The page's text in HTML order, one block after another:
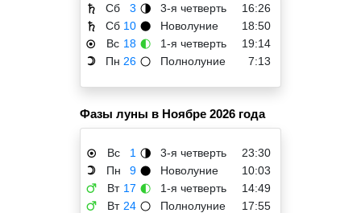
♄ Сб 3 🌗 3-я четверть 16:26
♄ Сб 10 🌑 Новолуние 18:50
☉ Вс 18 🌓 1-я четверть 19:14
☽ Пн 26 🌕 Полнолуние 7:13
Фазы луны в Ноябре 2026 года
☉ Вс 1 🌗 3-я четверть 23:30
☽ Пн 9 🌑 Новолуние 10:03
♂ Вт 17 🌓 1-я четверть 14:49
♂ Вт 24 🌕 Полнолуние 17:55